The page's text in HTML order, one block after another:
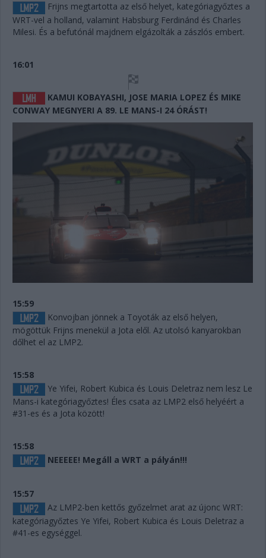
Frijns megtartotta az első helyet, kategóriagyőztes a
WRT-vel a holland, valamint Habsburg Ferdinánd és Charles
Milesi. És a befutónál majdnem elgázolták a zászlós embert.
16:01
KAMUI KOBAYASHI, JOSE MARIA LOPEZ ÉS MIKE
CONWAY MEGNYERI A 89. LE MANS-I 24 ÓRÁST!
15:59
Konvojban jönnek a Toyoták az első helyen,
mögöttük Frijns menekül a Jota elől. Az utolsó kanyarokban
dőlhet el az LMP2.
15:58
Ye Yifei, Robert Kubica és Louis Deletraz nem lesz Le
Mans-i kategóriagyőztes! Éles csata az LMP2 első helyéért a
#31-es és a Jota között!
15:58
NEEEEE! Megáll a WRT a pályán!!!
15:57
Az LMP2-ben kettős győzelmet arat az újonc WRT:
kategóriagyőztes Ye Yifei, Robert Kubica és Louis Deletraz a
#41-es egységgel.